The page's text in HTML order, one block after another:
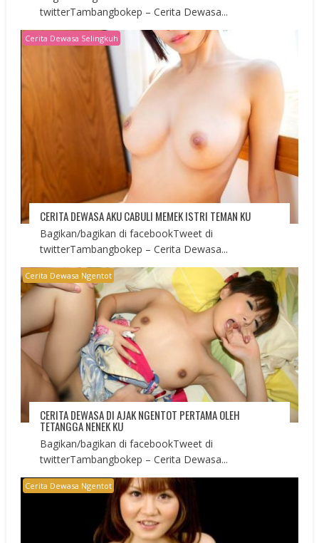
twitterTambangbokep – Cerita Dewasa...
Cerita Dewasa Selingkuh
CERITA DEWASA AKU CABULI MEMEK ISTRI TEMAN KU
Bagikan/bagikan di facebookTweet di
twitterTambangbokep – Cerita Dewasa...
Cerita Dewasa Ngentot
CERITA DEWASA DI AJAK NGENTOT PERTAMA OLEH
TETANGGA NENEK KU
Bagikan/bagikan di facebookTweet di
twitterTambangbokep – Cerita Dewasa...
Cerita Dewasa Ngentot